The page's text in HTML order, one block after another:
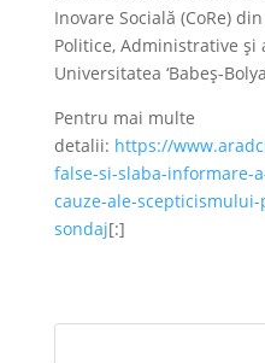
Inovare Socială (CoRe)
Politice, Administrative şi
Universitatea ‘Babeş-
Pentru mai multe
detalii: https://
false-si-slaba-informare-
cauze-ale-
sondaj[:]